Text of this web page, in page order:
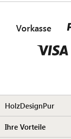
Vorkasse
HolzDesignPur
Ihre Vorteile